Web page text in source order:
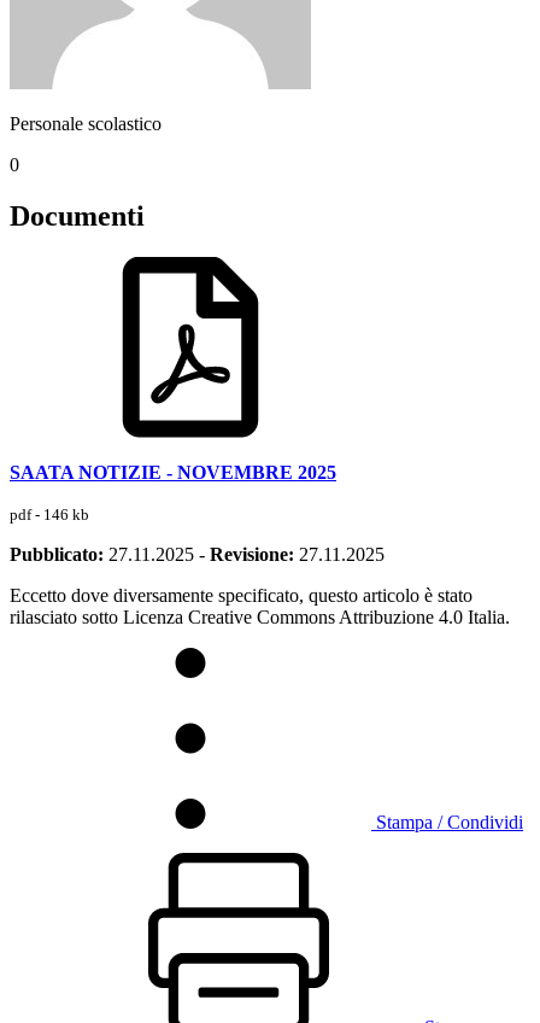
Personale scolastico
0
Documenti
SAATA NOTIZIE - NOVEMBRE 2025
pdf - 146 kb
Pubblicato: 27.11.2025 - Revisione: 27.11.2025
Eccetto dove diversamente specificato, questo articolo è stato
rilasciato sotto Licenza Creative Commons Attribuzione 4.0 Italia.
Stampa / Condividi